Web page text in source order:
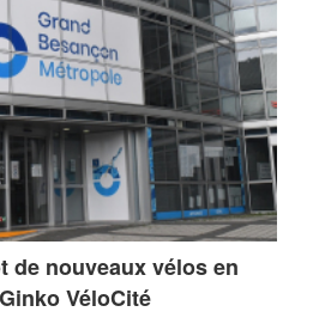
de nouveaux vélos en
VéloCité